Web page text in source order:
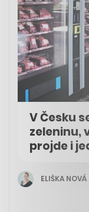
V Česku
zeleninu,
projde i
ELIŠKA NOVÁ